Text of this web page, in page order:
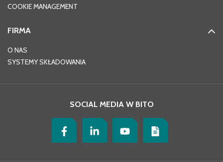
COOKIE MANAGEMENT
FIRMA
O NAS
SYSTEMY SKŁADOWANIA
SOCIAL MEDIA W BITO